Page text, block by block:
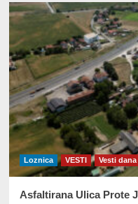
Loznica VESTI Vesti dana
Asfaltirana Ulica Prote